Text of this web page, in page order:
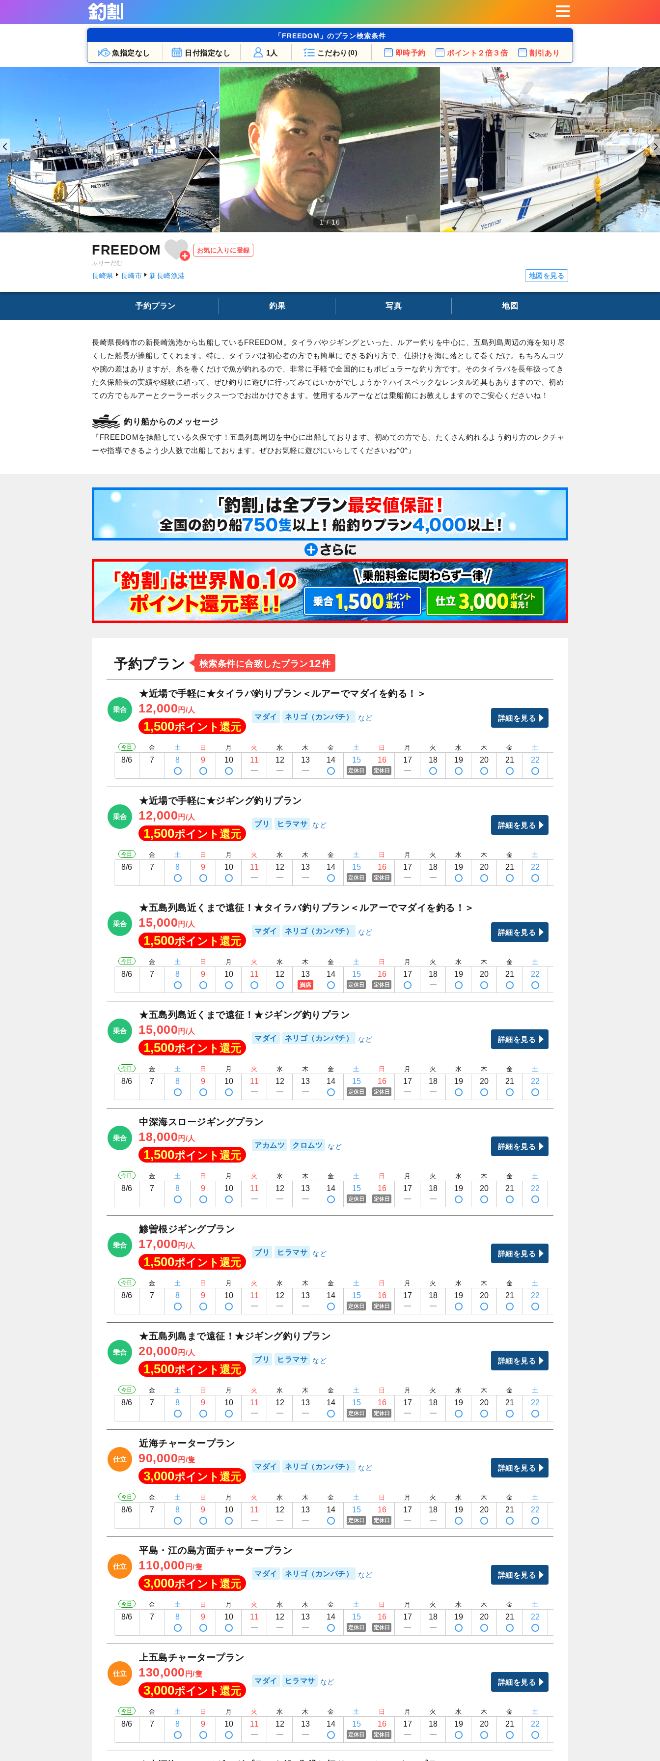
「FREEDOM」のプラン検索条件
魚指定なし 日付指定なし こだわり (0)
1人 即時予約 ポイント ２倍３倍 割引あり
1/16
FREEDOM
ふりーだむ
お気に入りに登録
長崎県 長崎市 新長崎漁港 地図を見る
予約プラン 釣果 写真 地図
長崎県長崎市の新長崎漁港から出船しているFREEDOM。タイラバやジギングといった、ルアー釣りを中心に、五島列島周辺の海を知り尽
くした船長が操船してくれます。特に、タイラバは初心者の方でも簡単にできる釣り方で、仕掛けを海に落として巻くだけ。もちろんコツ
や腕の差はありますが、糸を巻くだけで魚が釣れるので、非常に手軽で全国的にもポピュラーな釣り方です。そのタイラバを長年扱ってき
た久保船長の実績や経験に頼って、ぜひ釣りに遊びに行ってみてはいかがでしょうか？ハイスペックなレンタル道具もありますので、初め
ての方でもルアーとクーラーボックス一つでお出かけできます。使用するルアーなどは乗船前にお教えしますのでご安心くださいね！
釣り船からのメッセージ
FREEDOMを操船している久保です！五島列島周辺を中心に出船しております。初めての方でも、たくさん釣れるよう釣り方のレクチャ
ーや指導できるよう少人数で出船しております。ぜひお気軽に遊びにいらしてくださいね^0^
予約プラン 検索条件に合致したプラン12件
乗合
★近場で手軽に★タイラバ釣りプラン＜ルアーでマダイを釣る！＞
12,000 円/人
1,500ポイント還元
マダイ ネリゴ（カンパチ） 詳細を見る
今日
8/6
金
7
土
8
日
9
月
10
火
11
水
12
木
13
金
14
土
15
定休日
日
16
定休日
月
17
火
18
水
19
木
20
金
21
土
22
乗合
★近場で手軽に★ジギング釣りプラン
12,000 円/人
1,500ポイント還元
ブリ ヒラマサ 詳細を見る
今日
8/6
金
7
土
8
日
9
月
10
火
11
水
12
木
13
金
14
土
15
定休日
日
16
定休日
月
17
火
18
水
19
木
20
金
21
土
22
乗合
★五島列島近くまで遠征！★タイラバ釣りプラン＜ルアーでマダイを釣る！＞
15,000 円/人
1,500ポイント還元
マダイ ネリゴ（カンパチ） 詳細を見る
今日
8/6
金
7
土
8
日
9
月
10
火
11
水
12
木
13
満席
金
14
土
15
定休日
日
16
定休日
月
17
火
18
水
19
木
20
金
21
土
22
乗合
★五島列島近くまで遠征！★ジギング釣りプラン
15,000 円/人
1,500ポイント還元
マダイ ネリゴ（カンパチ） 詳細を見る
今日
8/6
金
7
土
8
日
9
月
10
火
11
水
12
木
13
金
14
土
15
定休日
日
16
定休日
月
17
火
18
水
19
木
20
金
21
土
22
乗合
中深海スロージギングプラン
18,000 円/人
1,500ポイント還元
アカムツ クロムツ 詳細を見る
今日
8/6
金
7
土
8
日
9
月
10
火
11
水
12
木
13
金
14
土
15
定休日
日
16
定休日
月
17
火
18
水
19
木
20
金
21
土
22
乗合
鯵曽根ジギングプラン
17,000 円/人
1,500ポイント還元
ブリ ヒラマサ 詳細を見る
今日
8/6
金
7
土
8
日
9
月
10
火
11
水
12
木
13
金
14
土
15
定休日
日
16
定休日
月
17
火
18
水
19
木
20
金
21
土
22
乗合
★五島列島まで遠征！★ジギング釣りプラン
20,000 円/人
1,500ポイント還元
ブリ ヒラマサ 詳細を見る
今日
8/6
金
7
土
8
日
9
月
10
火
11
水
12
木
13
金
14
土
15
定休日
日
16
定休日
月
17
火
18
水
19
木
20
金
21
土
22
仕立
近海チャータープラン
90,000 円/隻
3,000ポイント還元
マダイ ネリゴ（カンパチ） 詳細を見る
今日
8/6
金
7
土
8
日
9
月
10
火
11
水
12
木
13
金
14
土
15
定休日
日
16
定休日
月
17
火
18
水
19
木
20
金
21
土
22
仕立
平島・江の島方面チャータープラン
110,000 円/隻
3,000ポイント還元
マダイ ネリゴ（カンパチ） 詳細を見る
今日
8/6
金
7
土
8
日
9
月
10
火
11
水
12
木
13
金
14
土
15
定休日
日
16
定休日
月
17
火
18
水
19
木
20
金
21
土
22
仕立
上五島チャータープラン
130,000 円/隻
3,000ポイント還元
マダイ ヒラマサ 詳細を見る
今日
8/6
金
7
土
8
日
9
月
10
火
11
水
12
木
13
金
14
土
15
定休日
日
16
定休日
月
17
火
18
水
19
木
20
金
21
土
22
FREEDOM
/16